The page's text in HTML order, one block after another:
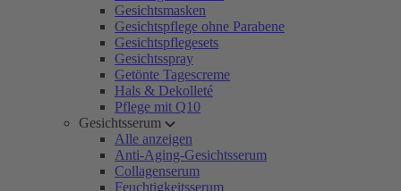
Gesichtsmasken
Gesichtspflege ohne Parabene
Gesichtspflegesets
Gesichtsspray
Getönte Tagescreme
Hals & Dekolleté
Pflege mit Q10
Gesichtsserum
Alle anzeigen
Anti-Aging-Gesichtsserum
Collagenserum
Feuchtigkeitsserum